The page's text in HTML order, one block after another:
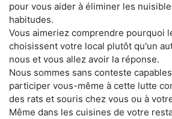
pour vous aider à éliminer les
habitudes.
Vous aimeriez comprendre pourquoi
choisissent votre local plutôt qu'un
nous et vous allez avoir la réponse.
Nous sommes sans conteste
participer vous-même à cette lutte
des rats et souris chez vous ou à
Même dans les cuisines de votre